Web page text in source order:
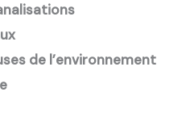
de l’environnement